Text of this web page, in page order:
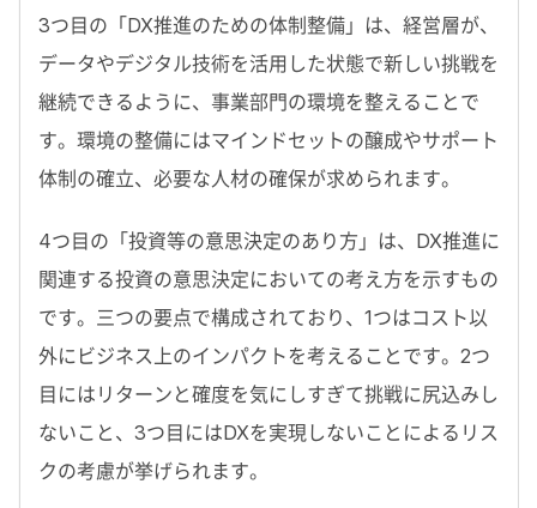
3つ目の「DX推進のための体制整備」は、経営層が、
データやデジタル技術を活用した状態で新しい挑戦を
継続できるように、事業部門の環境を整えることで
す。環境の整備にはマインドセットの醸成やサポート
体制の確立、必要な人材の確保が求められます。
4つ目の「投資等の意思決定のあり方」は、DX推進に
関連する投資の意思決定においての考え方を示すもの
です。三つの要点で構成されており、1つはコスト以
外にビジネス上のインパクトを考えることです。2つ
目にはリターンと確度を気にしすぎて挑戦に尻込みし
ないこと、3つ目にはDXを実現しないことによるリス
クの考慮が挙げられます。